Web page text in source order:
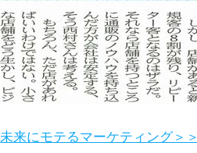
未来にモテるマーケティング＞＞